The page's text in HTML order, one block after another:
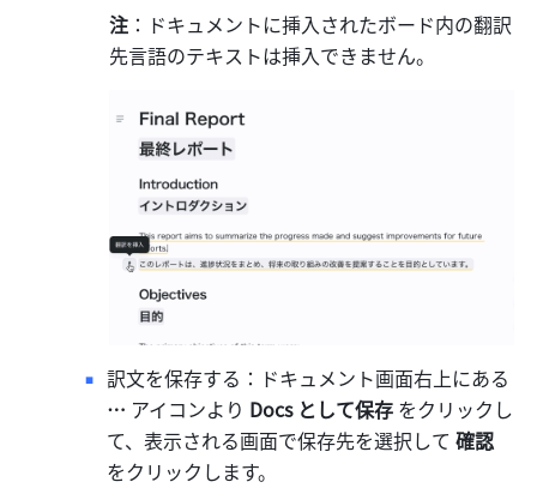
注 ：ドキュメントに挿入されたボード内の翻訳
先言語のテキストは挿入できません。
… アイコンより Docs として保存 をクリックし
て、表示される画面で保存先を選択して 確認
をクリックします。